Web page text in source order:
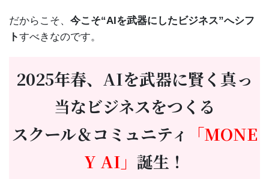
だからこそ、 今こそ“AIを武器にしたビジネス”へシフ
トすべきなのです。
2025年春、AIを武器に賢く真っ
当なビジネスをつくる
スクール＆コミュニティ
「MONE
Y AI」 誕生！